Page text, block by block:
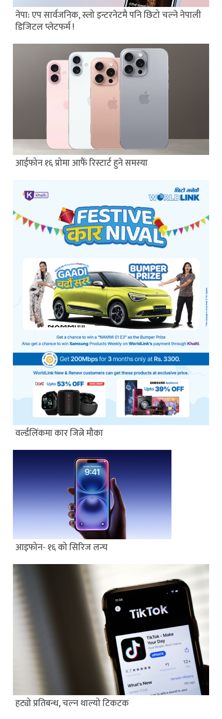
नेपा: एप सार्वजनिक, स्लो इन्टरनेटमै पनि छिटो चल्ने नेपाली
डिजिटल प्लेटफर्म !
आईफोन १६ प्रोमा आफैं रिस्टार्ट हुने समस्या
वर्ल्डलिंकमा कार जित्ने मौका
आइफोन- १६ को सिरिज लन्च
हट्यो प्रतिबन्ध, चल्न थाल्यो टिकटक